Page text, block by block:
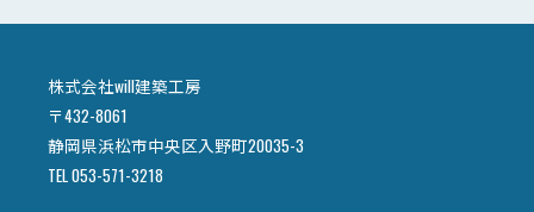
株式会社will建築工房
〒432-8061
静岡県浜松市中央区入野町20035-3
TEL 053-571-3218